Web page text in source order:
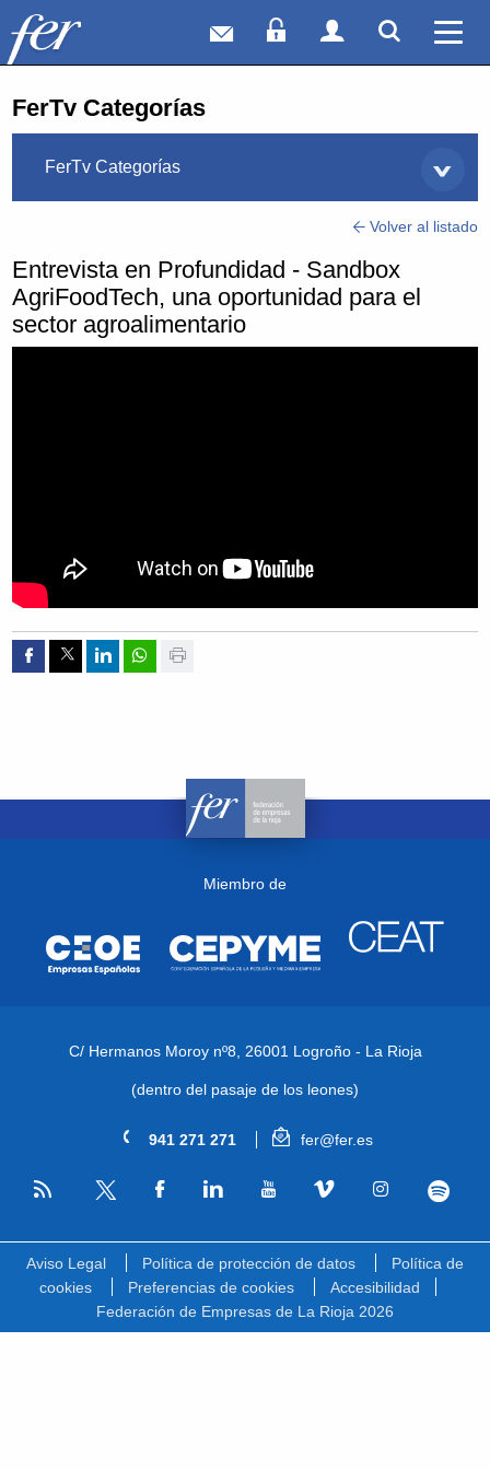
Correo webAcceso Socios
Acceso
FerTv Categorías
FerTv Categorías
Volver al listado
Entrevista en Profundidad - Sandbox
AgriFoodTech, una oportunidad para el
sector agroalimentario
Compartir por Facebook
Compartir por Twitter
Compartir por Linkedin
Compartir por whatsapp
Imprimir
Miembro de
C/ Hermanos Moroy nº8, 26001 Logroño - La Rioja
(dentro del pasaje de los leones)
941 271 271 fer@fer.es
RSS
Aviso Legal Política de protección de datos
Política de
cookies
Preferencias de cookies
Accesibilidad
Federación de Empresas de La Rioja 2026